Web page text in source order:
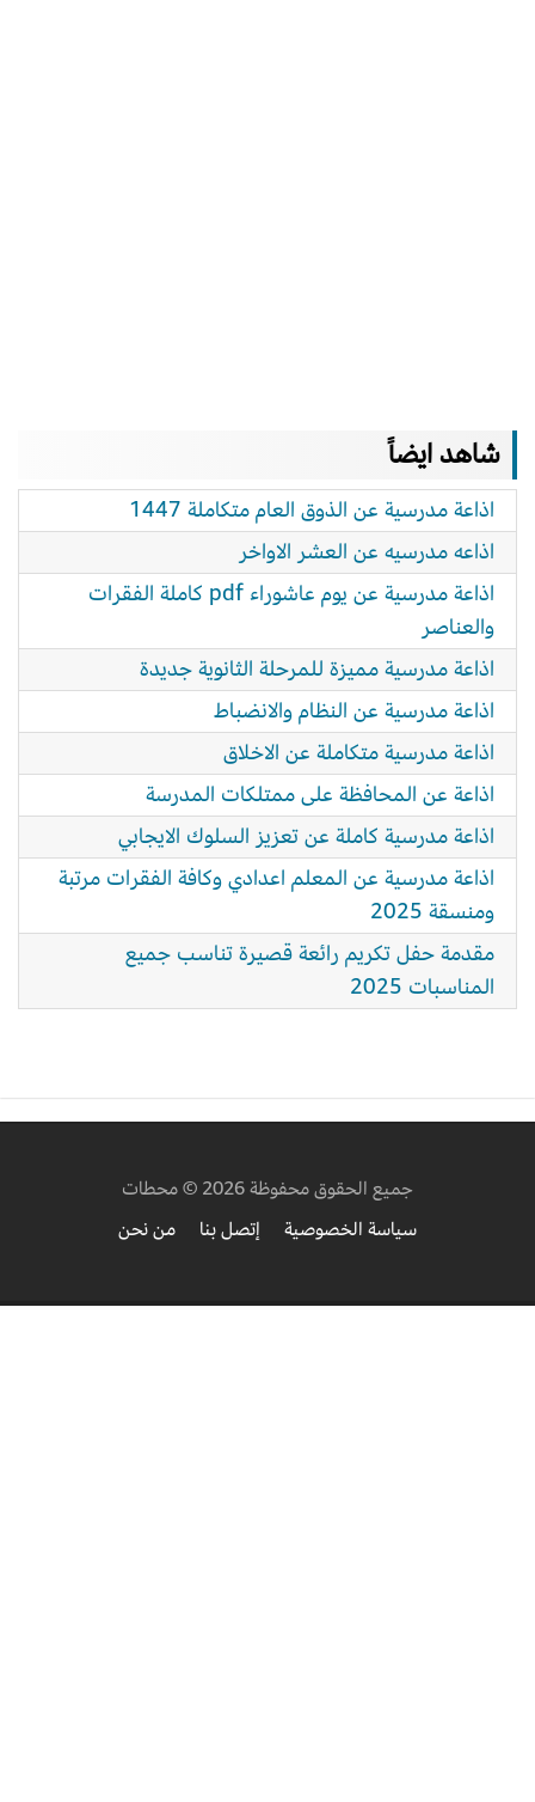
شاهد ايضاً
اذاعة مدرسية عن الذوق العام متكاملة 1447
اذاعه مدرسيه عن العشر الاواخر
اذاعة مدرسية عن يوم عاشوراء pdf كاملة الفقرات
والعناصر
اذاعة مدرسية مميزة للمرحلة الثانوية جديدة
اذاعة مدرسية عن النظام والانضباط
اذاعة مدرسية متكاملة عن الاخلاق
اذاعة عن المحافظة على ممتلكات المدرسة
اذاعة مدرسية كاملة عن تعزيز السلوك الايجابي
اذاعة مدرسية عن المعلم اعدادي وكافة الفقرات مرتبة
ومنسقة 2025
مقدمة حفل تكريم رائعة قصيرة تناسب جميع
المناسبات 2025
جميع الحقوق محفوظة 2026 © محطات
سياسة الخصوصية
إتصل بنا من نحن